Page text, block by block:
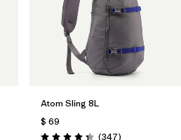
Atom Sling 8L
$ 69
(347Comentarios
)